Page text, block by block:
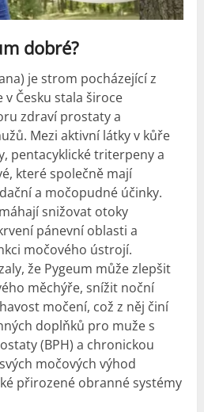
dobré?
je strom pocházející z
v Česku stala široce
zdraví prostaty a
Mezi aktivní látky v kůře
pentacyklické triterpeny a
které společně mají
a močopudné účinky.
snižovat otoky
pánevní oblasti a
močového ústrojí.
že Pygeum může zlepšit
měchýře, snížit noční
močení, což z něj činí
doplňků pro muže s
(BPH) a chronickou
močových výhod
přirozené obranné systémy